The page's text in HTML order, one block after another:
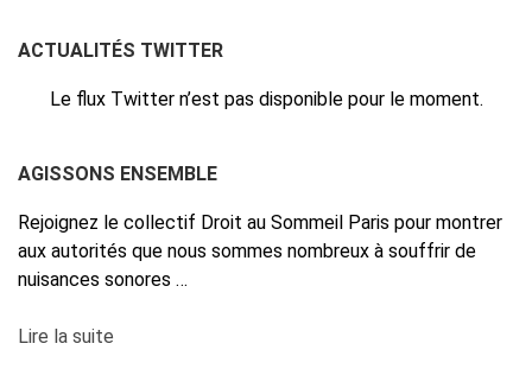
ACTUALITÉS TWITTER
Le flux Twitter n’est pas disponible pour le moment.
AGISSONS ENSEMBLE
Rejoignez le collectif Droit au Sommeil Paris pour montrer
aux autorités que nous sommes nombreux à souffrir de
nuisances sonores …
Lire la suite